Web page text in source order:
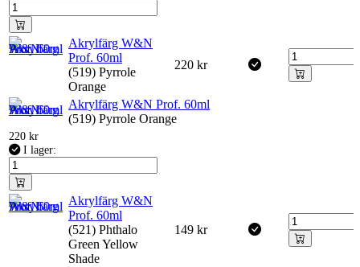
Akrylfärg W&N
Prof. 60ml
(519) Pyrrole
Orange
220 kr
Akrylfärg W&N Prof. 60ml
(519) Pyrrole Orange
220 kr
I lager:
Akrylfärg W&N
Prof. 60ml
(521) Phthalo
Green Yellow
Shade
149 kr